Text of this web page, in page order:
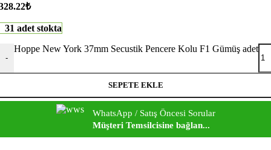
₺
31 adet stokta
-
Hoppe New York 37mm Secustik Pencere Kolu F1 Gümüş adet
SEPETE EKLE
WhatsApp / Satış Öncesi Sorular
Müşteri Temsilcisine bağlan...